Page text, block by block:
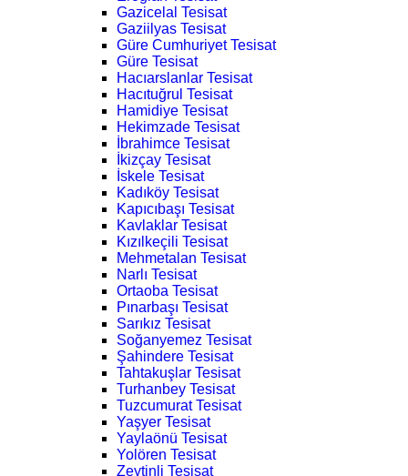
Gazicelal Tesisat
Gaziilyas Tesisat
Güre Cumhuriyet Tesisat
Güre Tesisat
Hacıarslanlar Tesisat
Hacıtuğrul Tesisat
Hamidiye Tesisat
Hekimzade Tesisat
İbrahimce Tesisat
İkizçay Tesisat
İskele Tesisat
Kadıköy Tesisat
Kapıcıbaşı Tesisat
Kavlaklar Tesisat
Kızılkeçili Tesisat
Mehmetalan Tesisat
Narlı Tesisat
Ortaoba Tesisat
Pınarbaşı Tesisat
Sarıkız Tesisat
Soğanyemez Tesisat
Şahindere Tesisat
Tahtakuşlar Tesisat
Turhanbey Tesisat
Tuzcumurat Tesisat
Yaşyer Tesisat
Yaylaönü Tesisat
Yolören Tesisat
Zeytinli Tesisat